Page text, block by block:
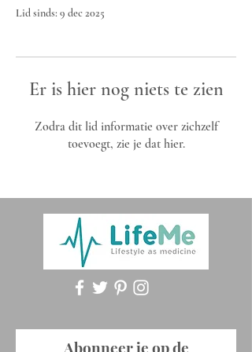
Lid sinds: 9 dec 2025
Er is hier nog niets te zien
Zodra dit lid informatie over zichzelf
toevoegt, zie je dat hier.
Abonneer je op de